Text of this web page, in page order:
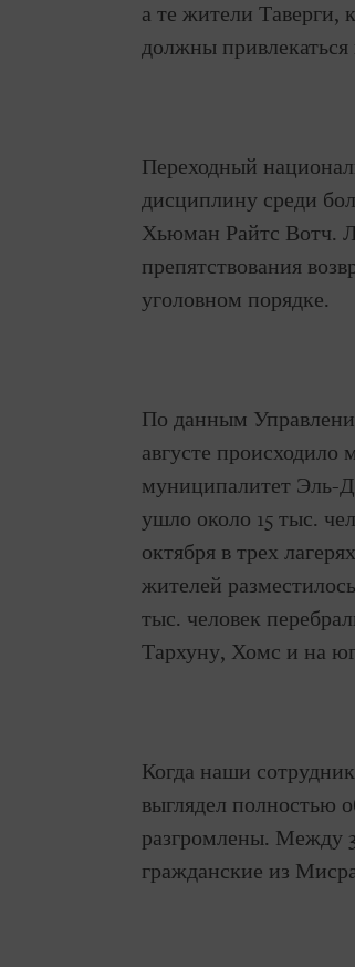
а те жители Таверги,
должны привлекаться
Переходный
дисциплину среди
Хьюман Райтс Вотч.
препятствования
уголовном порядке.
По данным
августе происходило
муниципалитет Эль-
ушло около 15 тыс.
октября в трех
жителей
тыс. человек
Тархуну, Хомс и на
Когда наши
выглядел полностью
разгромлены. Между
гражданские из